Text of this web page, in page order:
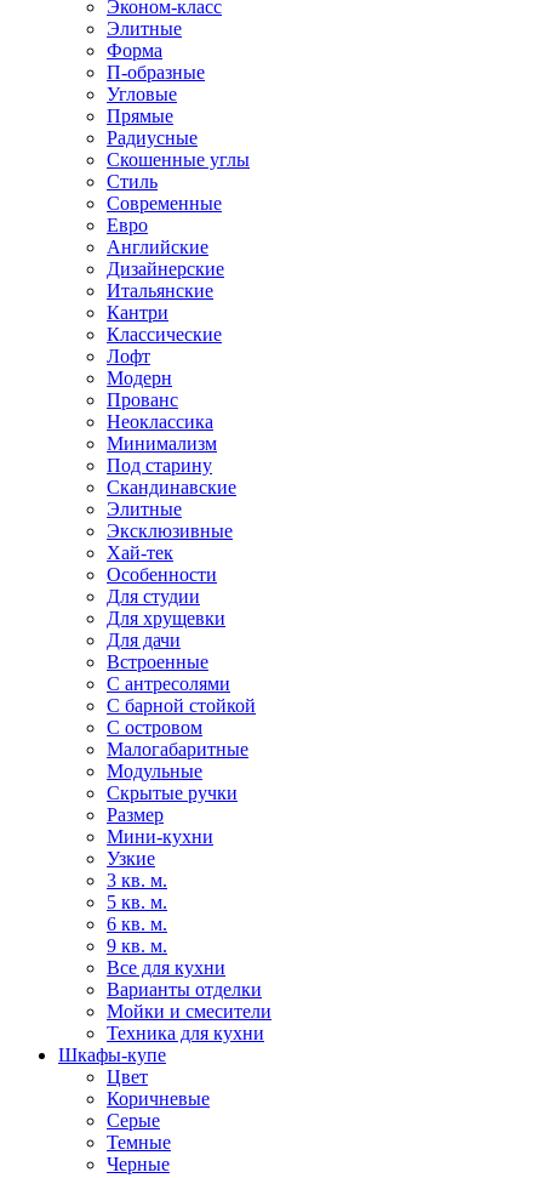
Эконом-класс
Элитные
Форма
П-образные
Угловые
Прямые
Радиусные
Скошенные углы
Стиль
Современные
Евро
Английские
Дизайнерские
Итальянские
Кантри
Классические
Лофт
Модерн
Прованс
Неоклассика
Минимализм
Под старину
Скандинавские
Элитные
Эксклюзивные
Хай-тек
Особенности
Для студии
Для хрущевки
Для дачи
Встроенные
С антресолями
С барной стойкой
С островом
Малогабаритные
Модульные
Скрытые ручки
Размер
Мини-кухни
Узкие
3 кв. м.
5 кв. м.
6 кв. м.
9 кв. м.
Все для кухни
Варианты отделки
Мойки и смесители
Техника для кухни
Шкафы-купе
Цвет
Коричневые
Серые
Темные
Черные